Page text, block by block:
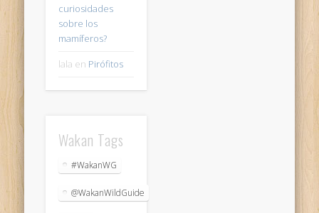
curiosidades
sobre los
mamíferos?
lala en Pirófitos
Wakan Tags
#WakanWG
@WakanWildGuide